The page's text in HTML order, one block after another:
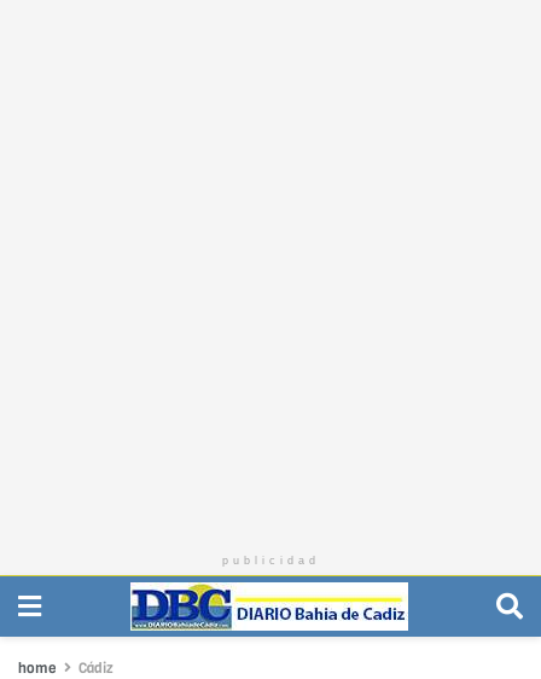
publicidad
home Cádiz